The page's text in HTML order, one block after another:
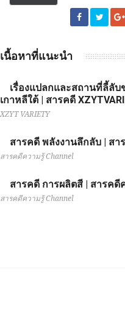
เนื้อหาที่แนะนำ
เรื่องแปลกและสถานที่ลี้ลับ
เกาหลีใต้ | สารคดี
XZYT VARIETY
สารคดี พลังงานลึกลับ | สา
สารคดีความรู้ Channel
สารคดี การผลิตสี | สารคดี
สารคดีความรู้ Channel